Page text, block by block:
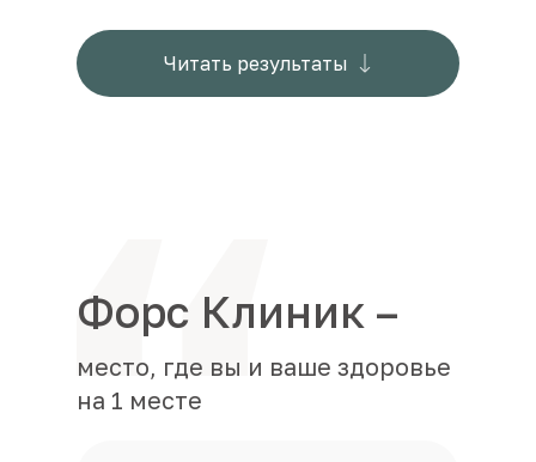
Читать результаты
место, где вы и ваше здоровье
на 1 месте
Форс Клиник –